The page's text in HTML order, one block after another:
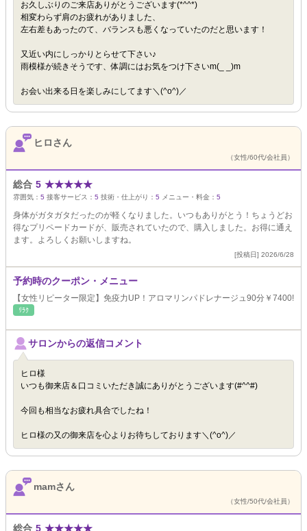
お久しぶりのご来店ありがとうございます(*^^*)
相変わらず肩のお疲れがありました、
左右差もあったのて、バランスも悪くなっていたのだと思います！
又近い内にしっかりとらせて下さい♪
雨模様が続きそうです、体調にはお気をつけ下さいm(_ _)m
お会い出来る日を楽しみにしてます＼(^o^)／
ヒロさん
（女性/60代/会社員）
総合 5 ★★★★★
雰囲気： 5 接客サービス： 5 技術・仕上がり： 5 メニュー・料金： 5
身体がガタガタだったのが軽くなりました。いつもありがとう！ちょうどお
得なプリペードカードが、販売されていたので、購入しました。お得に通え
ます。よろしくお願いしますね。
[投稿日] 2026/6/28
予約時のクーポン・メニュー
【女性リピーター限定】免疫力UP！アロマリンパドレナージュ90分￥7400!
ﾘﾗｸ
サロンからの返信コメント
ヒロ様
いつも御来店＆口コミいただき誠にありがとうございます(#^^#)
今回も相当なお疲れ具合でしたね！
ヒロ様の又の御来店を心よりお待ちしております＼(^o^)／
mamさん
（女性/50代/会社員）
総合 5 ★★★★★